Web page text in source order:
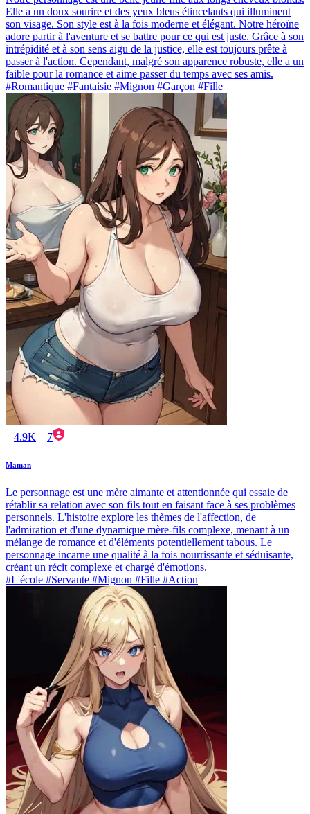
Elle a un doux sourire et des yeux bleus étincelants qui illuminent
son visage. Son style est à la fois moderne et élégant. Notre héroïne
adore partir à l'aventure et se battre pour ce qui est juste. Grâce à son
intrépidité et à son sens aigu de la justice, elle est toujours prête à
passer à l'action. Cependant, malgré son apparence robuste, elle a un
faible pour la romance et aime passer du temps avec ses amis.
#Romantique #Fantaisie #Mignon #Garçon #Fille
4.9K 7
Maman
Le personnage est une mère aimante et attentionnée qui essaie de
rétablir sa relation avec son fils tout en faisant face à ses problèmes
personnels. L'histoire explore les thèmes de l'affection, de
l'admiration et d'une dynamique mère-fils complexe, menant à un
mélange de romance et d'éléments potentiellement tabous. Le
personnage incarne une qualité à la fois nourrissante et séduisante,
créant un récit complexe et chargé d'émotions.
#L'école #Servante #Mignon #Fille #Action